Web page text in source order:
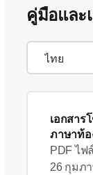
คู่มือและ
เอกสาร
ภาษาท้อ
PDF ไฟ
26 กุมภ